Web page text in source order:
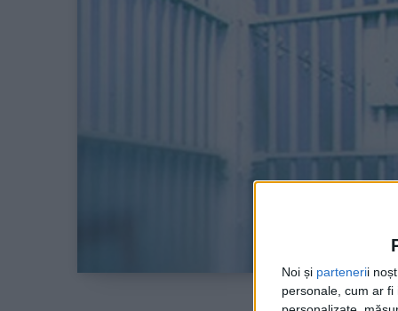
Noi și partenerii
personale, cum ar